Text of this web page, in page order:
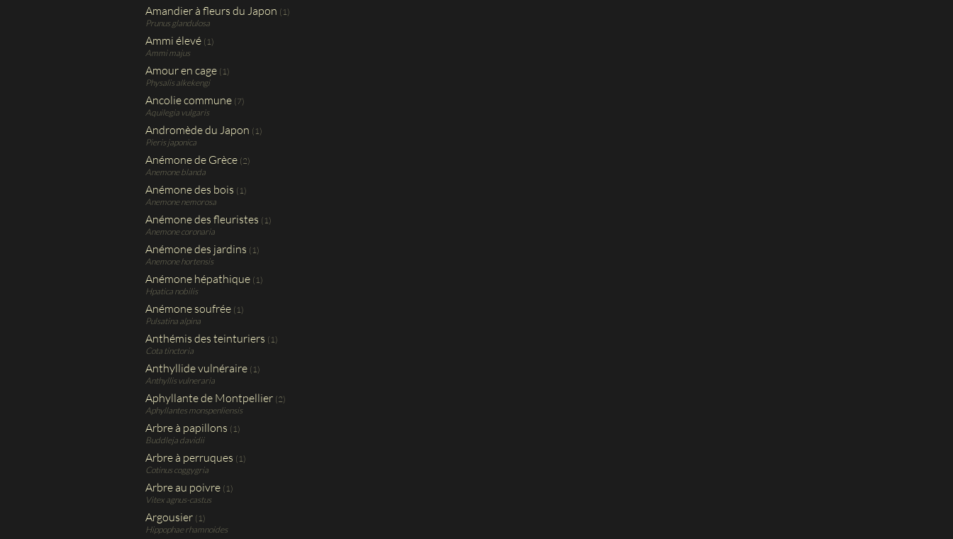
Amandier à fleurs du Japon (1)
Prunus glandulosa
Ammi élevé (1)
Ammi majus
Amour en cage (1)
Physalis alkekengi
Ancolie commune (7)
Aquilegia vulgaris
Andromède du Japon (1)
Pieris japonica
Anémone de Grèce (2)
Anemone blanda
Anémone des bois (1)
Anemone nemorosa
Anémone des fleuristes (1)
Anemone coronaria
Anémone des jardins (1)
Anemone hortensis
Anémone hépathique (1)
Hpatica nobilis
Anémone soufrée (1)
Pulsatina alpina
Anthémis des teinturiers (1)
Cota tinctoria
Anthyllide vulnéraire (1)
Anthyllis vulneraria
Aphyllante de Montpellier (2)
Aphyllantes monspenliensis
Arbre à papillons (1)
Buddleja davidii
Arbre à perruques (1)
Cotinus coggygria
Arbre au poivre (1)
Vitex agnus-castus
Argousier (1)
Hippophae rhamnoides